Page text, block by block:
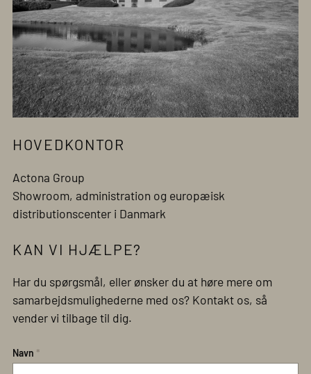
HOVEDKONTOR
Actona Group
Showroom, administration og europæisk
distributionscenter i Danmark
KAN VI HJÆLPE?
Har du spørgsmål, eller ønsker du at høre mere om
samarbejdsmulighederne med os? Kontakt os, så
vender vi tilbage til dig.
Navn *